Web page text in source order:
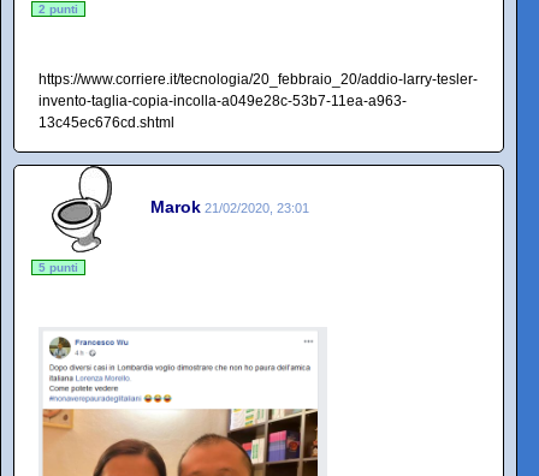
2 punti
https://www.corriere.it/tecnologia/20_febbraio_20/addio-larry-tesler-
invento-taglia-copia-incolla-a049e28c-53b7-11ea-a963-
13c45ec676cd.shtml
Marok 21/02/2020, 23:01
5 punti